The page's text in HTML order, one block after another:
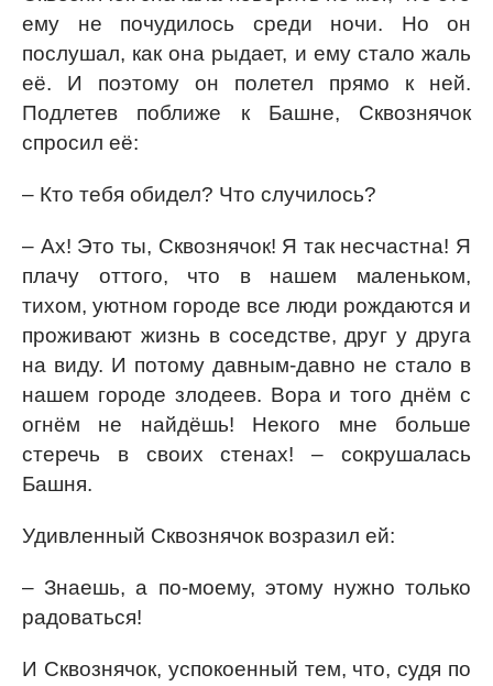
ему не почудилось среди ночи. Но он
послушал, как она рыдает, и ему стало жаль
её. И поэтому он полетел прямо к ней.
Подлетев поближе к Башне, Сквознячок
спросил её:
– Кто тебя обидел? Что случилось?
– Ах! Это ты, Сквознячок! Я так несчастна! Я
плачу оттого, что в нашем маленьком,
тихом, уютном городе все люди рождаются и
проживают жизнь в соседстве, друг у друга
на виду. И потому давным-давно не стало в
нашем городе злодеев. Вора и того днём с
огнём не найдёшь! Некого мне больше
стеречь в своих стенах! – сокрушалась
Башня.
Удивленный Сквознячок возразил ей:
– Знаешь, а по-моему, этому нужно только
радоваться!
И Сквознячок, успокоенный тем, что, судя по